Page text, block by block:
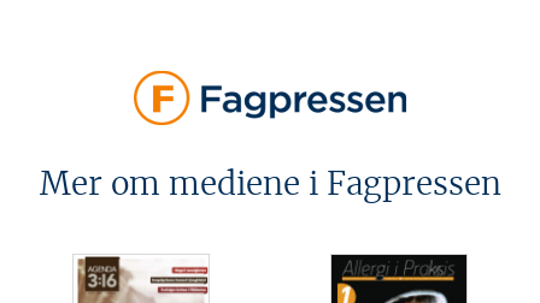
Mer om mediene i Fagpressen